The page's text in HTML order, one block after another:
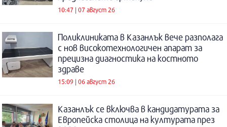
10:47 | 07 август 26
Поликлиниката в Казанлък вече разполага
с нов високотехнологичен апарат за
прецизна диагностика на костното
здраве
15:09 | 06 август 26
Казанлък се включва в кандидатурата за
Европейска столица на културата през